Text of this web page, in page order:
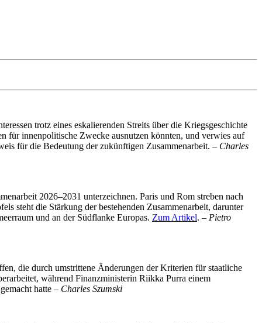
trotz eines eskalierenden Streits über die Kriegsgeschichte
für innenpolitische Zwecke ausnutzen könnten, und verwies auf
für die Bedeutung der zukünftigen Zusammenarbeit. – Charles
2026–2031 unterzeichnen. Paris und Rom streben nach
steht die Stärkung der bestehenden Zusammenarbeit, darunter
und an der Südflanke Europas. Zum Artikel. – Pietro
die durch umstrittene Änderungen der Kriterien für staatliche
während Finanzministerin Riikka Purra einem
hatte – Charles Szumski